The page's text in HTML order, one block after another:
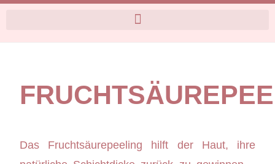
Das Fruchtsäurepeeling hilft der Haut, ihre